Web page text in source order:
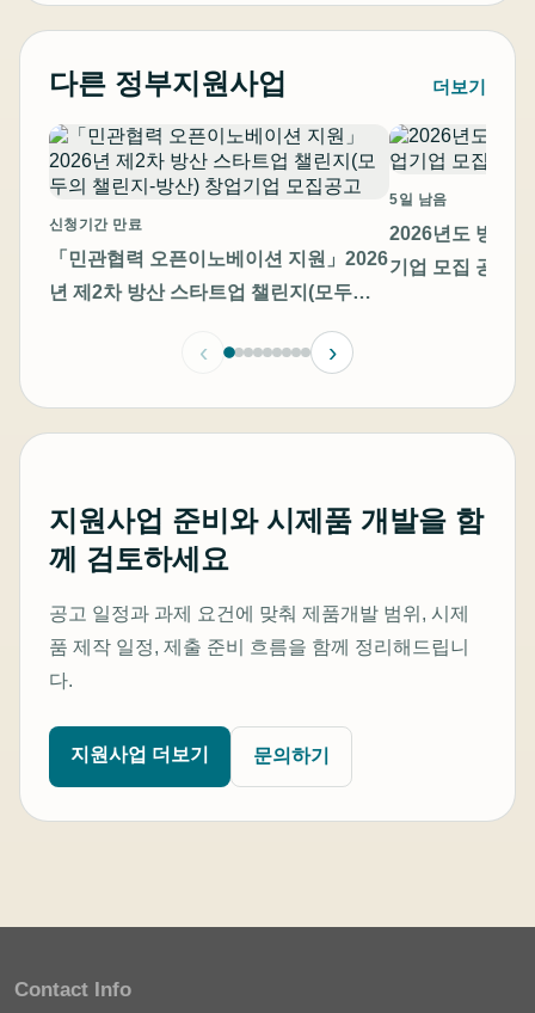
다른 정부지원사업 더보기
신청기간 만료
「민관협력 오픈이노베이션 지원」2026
년 제2차 방산 스타트업 챌린지(모두의
5일 남음
2026년도 방산
기업 모집 공고
‹ ›
지원사업 준비와 시제품 개발을 함
께 검토하세요
공고 일정과 과제 요건에 맞춰 제품개발 범위, 시제
품 제작 일정, 제출 준비 흐름을 함께 정리해드립니
다.
지원사업 더보기 문의하기
Contact Info